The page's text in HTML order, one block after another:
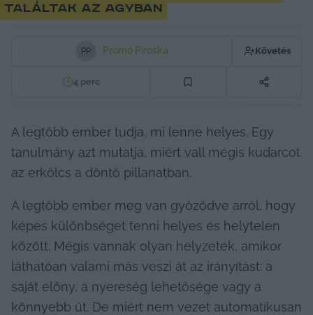
találtak az agyban
PP Promó Piroska Követés
4perc
A legtöbb ember tudja, mi lenne helyes. Egy
tanulmány azt mutatja, miért vall mégis kudarcot
az erkölcs a döntő pillanatban.
A legtöbb ember meg van győződve arról, hogy
képes különbséget tenni helyes és helytelen
között. Mégis vannak olyan helyzetek, amikor
láthatóan valami más veszi át az irányítást: a
saját előny, a nyereség lehetősége vagy a
könnyebb út. De miért nem vezet automatikusan